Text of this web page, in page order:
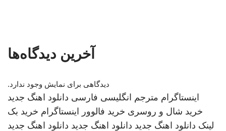
آخرین دیدگاه‌ها
دیدگاهی برای نمایش وجود ندارد.
اینستاگرام مترجم انگلیسی فارسی دانلود اهنگ جدید
خرید شال و روسری خرید فالوور اینستاگرام خرید بک
لینک دانلود اهنگ جدید دانلود اهنگ جدید دانلود اهنگ جدید